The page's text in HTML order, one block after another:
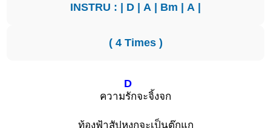
INSTRU : | D | A | Bm | A |
( 4 Times )
ความ
D
รักจะจิ้งจก
ท้องฟ้าสัปหงกจะเป็นตุ๊กแก